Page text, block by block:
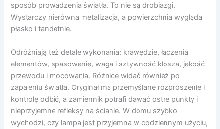
sposób prowadzenia światła. To nie są drobiazgi.
Wystarczy nierówna metalizacja, a powierzchnia wygląda
płasko i tandetnie.
Odróżniają też detale wykonania: krawędzie, łączenia
elementów, spasowanie, waga i sztywność klosza, jakość
przewodu i mocowania. Różnice widać również po
zapaleniu światła. Oryginał ma przemyślane rozproszenie i
kontrolę odbić, a zamiennik potrafi dawać ostre punkty i
nieprzyjemne refleksy na ścianie. W domu szybko
wychodzi, czy lampa jest przyjemna w codziennym użyciu,